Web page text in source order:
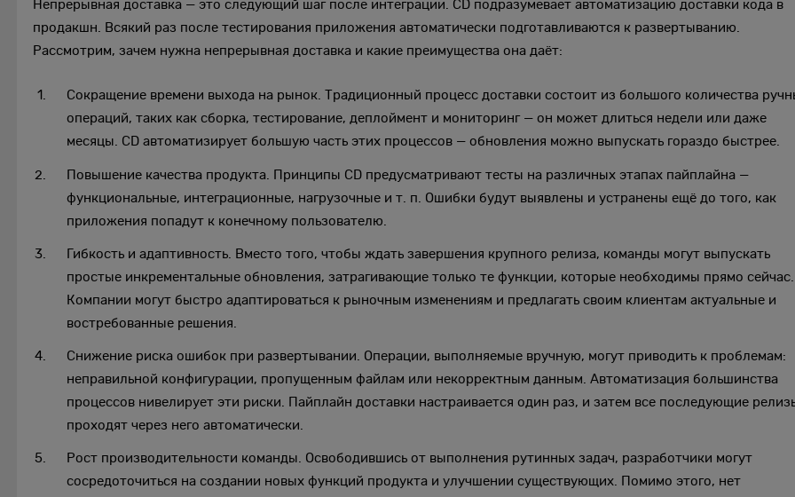
Непрерывная доставка — это следующий шаг после интеграции. CD подразумевает автоматизацию доставки кода в
продакшн. Всякий раз после тестирования приложения автоматически подготавливаются к развертыванию.
Рассмотрим, зачем нужна непрерывная доставка и какие преимущества она даёт:
Сокращение времени выхода на рынок. Традиционный процесс доставки состоит из большого количества
операций, таких как сборка, тестирование, деплоймент и мониторинг — он может длиться недели или даже
месяцы. CD автоматизирует большую часть этих процессов — обновления можно выпускать гораздо быстрее.
Повышение качества продукта. Принципы CD предусматривают тесты на различных этапах пайплайна —
функциональные, интеграционные, нагрузочные и т. п. Ошибки будут выявлены и устранены ещё до того, как
приложения попадут к конечному пользователю.
Гибкость и адаптивность. Вместо того, чтобы ждать завершения крупного релиза, команды могут выпускать
простые инкрементальные обновления, затрагивающие только те функции, которые необходимы прямо сейчас.
Компании могут быстро адаптироваться к рыночным изменениям и предлагать своим клиентам актуальные и
востребованные решения.
Снижение риска ошибок при развертывании. Операции, выполняемые вручную, могут приводить к проблемам:
неправильной конфигурации, пропущенным файлам или некорректным данным. Автоматизация большинства
процессов нивелирует эти риски. Пайплайн доставки настраивается один раз, и затем все последующие
проходят через него автоматически.
Рост производительности команды. Освободившись от выполнения рутинных задач, разработчики могут
сосредоточиться на создании новых функций продукта и улучшении существующих. Помимо этого, нет